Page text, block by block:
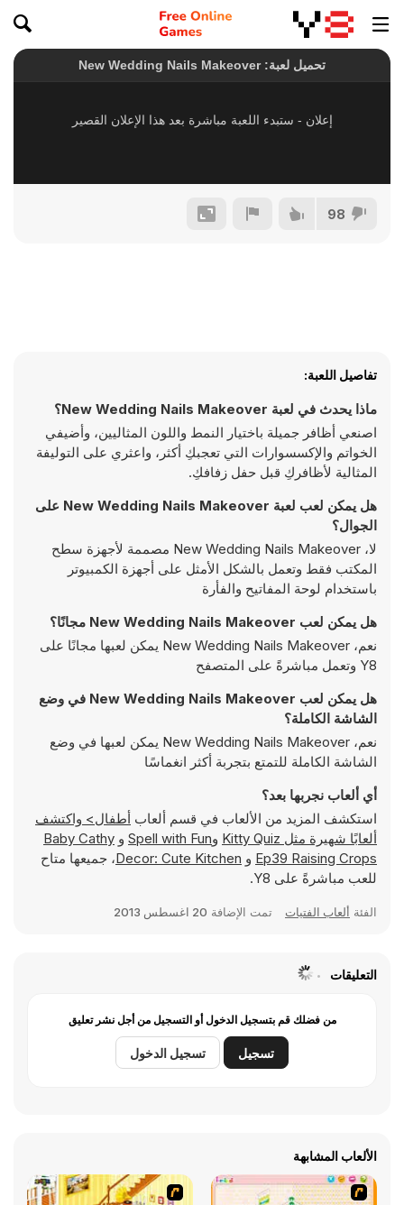
98
تفاصيل اللعبة:
ماذا يحدث في لعبة New Wedding Nails Makeover؟
اصنعي أظافر جميلة باختيار النمط واللون المثاليين، وأضيفي
الخواتم والإكسسوارات التي تعجبكِ أكثر، واعثري على التوليفة
المثالية لأظافركِ قبل حفل زفافكِ.
هل يمكن لعب لعبة New Wedding Nails Makeover على
الجوال؟
لا، New Wedding Nails Makeover مصممة لأجهزة سطح
المكتب فقط وتعمل بالشكل الأمثل على أجهزة الكمبيوتر
باستخدام لوحة المفاتيح والفأرة
هل يمكن لعب New Wedding Nails Makeover مجانًا؟
نعم، New Wedding Nails Makeover يمكن لعبها مجانًا على
Y8 وتعمل مباشرةً على المتصفح
هل يمكن لعب New Wedding Nails Makeover في وضع
الشاشة الكاملة؟
نعم، New Wedding Nails Makeover يمكن لعبها في وضع
الشاشة الكاملة للتمتع بتجربة أكثر انغماسًا
أي ألعاب نجربها بعد؟
استكشف المزيد من الألعاب في قسم ألعاب
أطفال> واكتشف
ألعابًا شهيرة مثل Kitty Quiz وSpell with Fun و Baby Cathy
Ep39 Raising Crops و Decor: Cute Kitchen، جميعها متاح
للعب مباشرةً على Y8.
الفئة ألعاب الفتيات تمت الإضافة 20 اغسطس 2013
التعليقات
من فضلك قم بتسجيل الدخول أو التسجيل من أجل نشر تعليق
تسجيل تسجيل الدخول
الألعاب المشابهة